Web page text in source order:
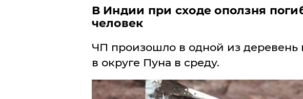
​В Индии при сходе оползня
человек
ЧП произошло в одной из деревень
в округе Пуна в среду.